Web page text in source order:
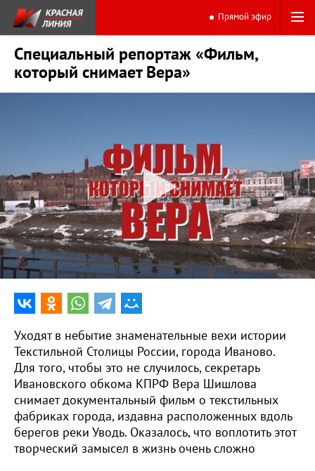
Прямой эфир
Специальный репортаж «Фильм,
который снимает Вера»
0:00 24:36
Уходят в небытие знаменательные вехи истории
Текстильной Столицы России, города Иваново.
Для того, чтобы это не случилось, секретарь
Ивановского обкома КПРФ Вера Шишлова
снимает документальный фильм о текстильных
фабриках города, издавна расположенных вдоль
берегов реки Уводь. Оказалось, что воплотить этот
творческий замысел в жизнь очень сложно